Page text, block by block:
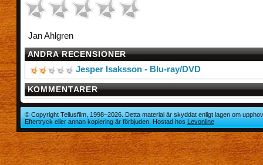
Jan Ahlgren
ANDRA RECENSIONER
Jesper Isaksson - Blu-ray/DVD
KOMMENTARER
© Copyright Tellusfilm, 1998–2026. Detta material är skyddat enligt lagen om
Eftertryck eller annan kopiering är förbjuden. Hostad hosLevonline